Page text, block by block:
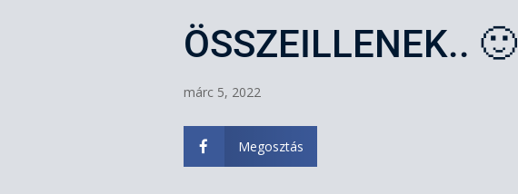
ÖSSZEILLENEK.. 🙂
márc 5, 2022
 Megosztás